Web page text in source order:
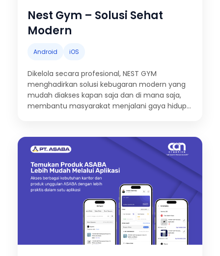
Nest Gym – Solusi Sehat
Modern
Android iOS
Dikelola secara profesional, NEST GYM
menghadirkan solusi kebugaran modern yang
mudah diakses kapan saja dan di mana saja,
membantu masyarakat menjalani gaya hidup